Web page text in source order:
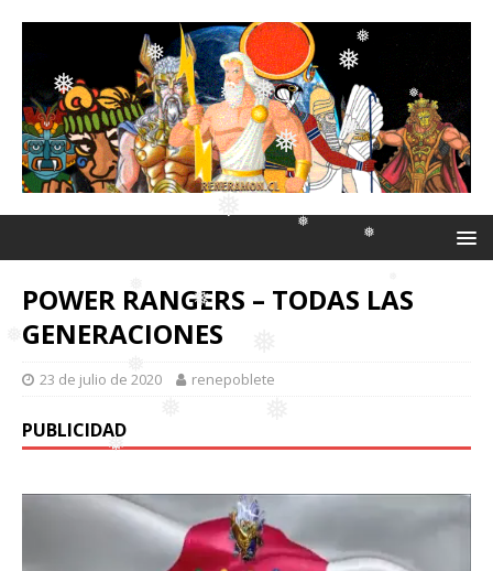
❅
❅
❅
❅
❅
❅
❅
❅
❅
❅
❅
❅
❅
❅
❅
❅
❅
❅
❅
POWER RANGERS – TODAS LAS
GENERACIONES
23 de julio de 2020 renepoblete
PUBLICIDAD